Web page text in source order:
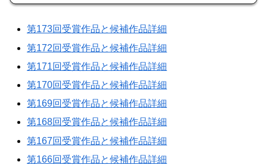
第173回受賞作品と候補作品詳細
第172回受賞作品と候補作品詳細
第171回受賞作品と候補作品詳細
第170回受賞作品と候補作品詳細
第169回受賞作品と候補作品詳細
第168回受賞作品と候補作品詳細
第167回受賞作品と候補作品詳細
第166回受賞作品と候補作品詳細